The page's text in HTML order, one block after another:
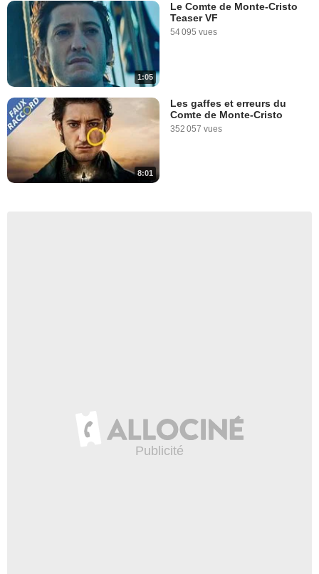
1:05
Le Comte de Monte-Cristo
Teaser VF
54 095 vues
8:01
Les gaffes et erreurs du
Comte de Monte-Cristo
352 057 vues